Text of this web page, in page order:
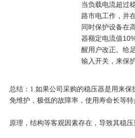
当负载电流超过
路市电工作，并
同时保护设备在
器额定电流值
醒用户改正。给
输入开关，来保
总结：1.如果公司采购的稳压器是用来
免维护，极低的故障率，使用寿命长等
原理，结构等客观因素存在，导致其稳